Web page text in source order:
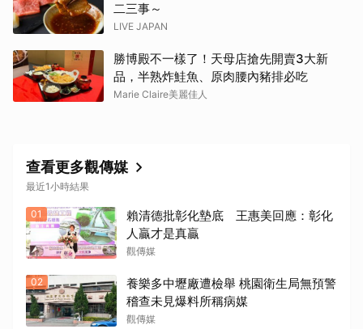
二三事～
LIVE JAPAN
勝博殿不一樣了！天母店搶先開賣3大新
品，半熟炸鮭魚、原肉腰內豬排必吃
Marie Claire美麗佳人
查看更多觀傳媒
最近1小時結果
01
賴清德批彰化墊底 王惠美回應：彰化
人贏才是真贏
觀傳媒
02
養樂多中壢廠遭檢舉 桃園衛生局無預警
稽查未見爆料所稱病媒
觀傳媒